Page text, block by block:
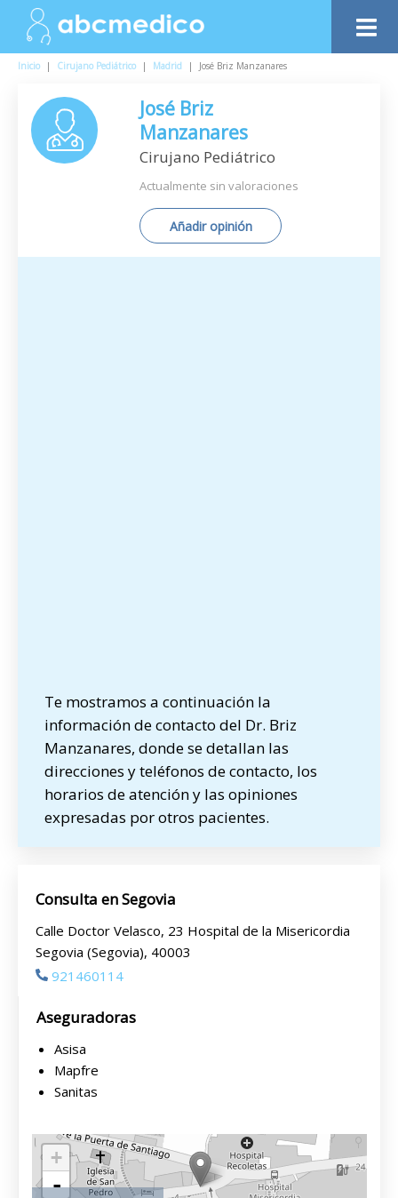
Inicio | Cirujano Pediátrico | Madrid | José Briz Manzanares
José Briz
Manzanares
Cirujano Pediátrico
Actualmente sin valoraciones
Añadir opinión
Te mostramos a continuación la
información de contacto del Dr. Briz
Manzanares, donde se detallan las
direcciones y teléfonos de contacto, los
horarios de atención y las opiniones
expresadas por otros pacientes.
Consulta en Segovia
Calle Doctor Velasco, 23 Hospital de la Misericordia
Segovia (Segovia), 40003
921460114
Aseguradoras
Asisa
Mapfre
Sanitas
+
-